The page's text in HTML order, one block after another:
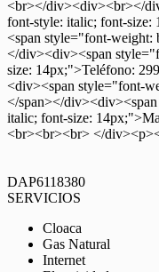
<br></div><div><br></
font-style: italic; font-size:
<span style="font-
</div><div><span
size: 14px;">Teléfono:
<div><span style="font-
</span></
italic; font-size:
<br><br><br> </
DAP6118380
SERVICIOS
Cloaca
Gas Natural
Internet